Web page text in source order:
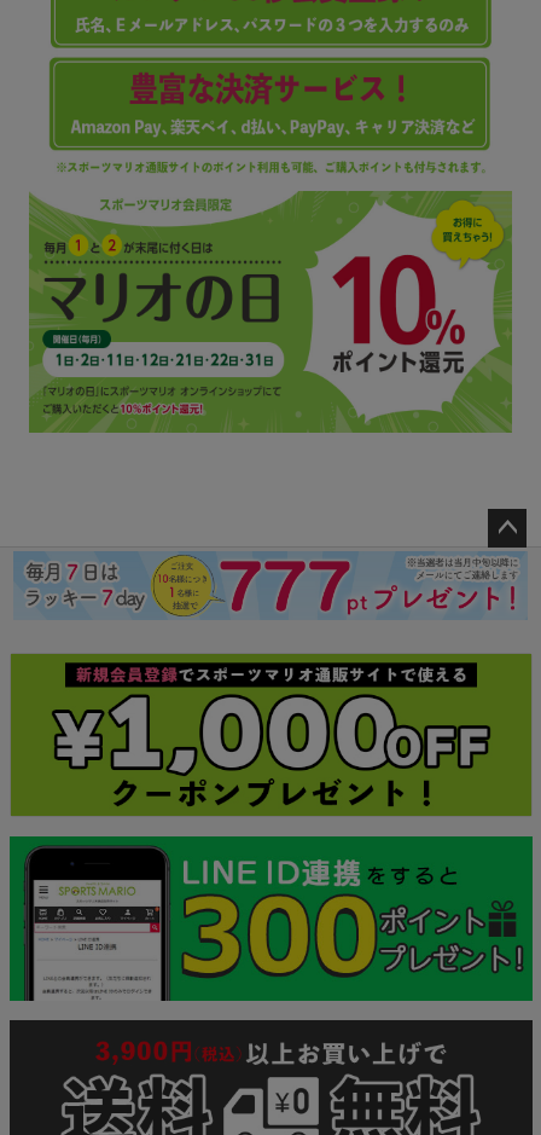
ペー
ジト
ップ